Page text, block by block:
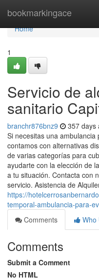
bookmarkingace
Home
Home
1
Servicio de
sanitario
branchr876bnz9 357 days
Si necesitas una
contamos con alternativas
de varias categorías para
ayudarte con la elección de
a tu situación. Contacta con
servicio. Asistencia de
https://
temporal-ambulancia-para-
Comments
Who
Comments
Submit a Comment
No HTML